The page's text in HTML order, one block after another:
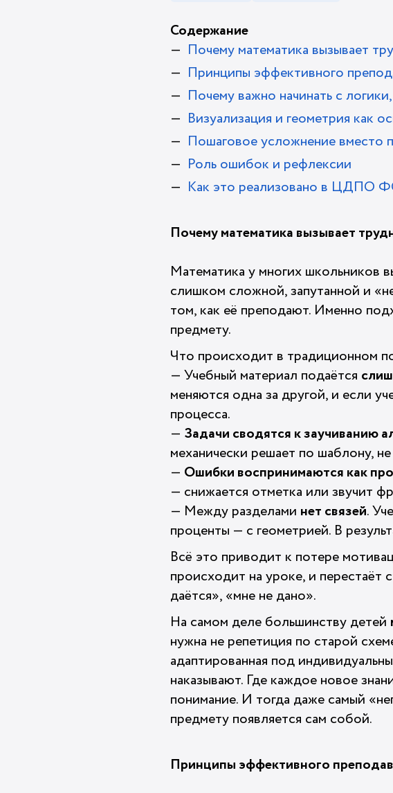
Содержание
Почему математика вызывает
Принципы эффективного
Почему важно начинать с
Визуализация и геометрия как
Пошаговое усложнение вместо
Роль ошибок и рефлексии
Как это реализовано в ЦДПО
Почему математика вызывает
Математика у многих школьников
слишком сложной, запутанной и
том, как её преподают. Именно
предмету.
Что происходит в традиционном
— Учебный материал подаётся
меняются одна за другой, и если
процесса.
— Задачи сводятся к заучиванию
механически решает по шаблону,
— Ошибки воспринимаются как
— снижается отметка или звучит
— Между разделами нет связей.
проценты — с геометрией. В
Всё это приводит к потере
происходит на уроке, и перестаёт
даётся», «мне не дано».
На самом деле большинству детей
нужна не репетиция по старой
адаптированная под
наказывают. Где каждое новое
понимание. И тогда даже самый
предмету появляется сам собой.
Принципы эффективного